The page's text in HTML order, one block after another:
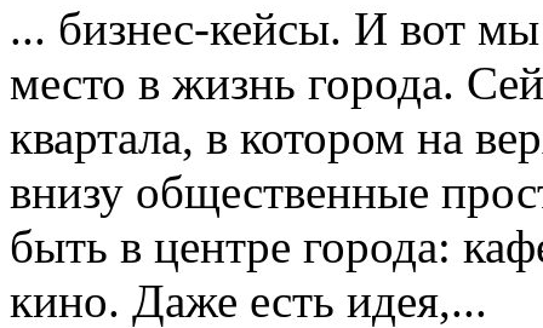
... бизнес-кейсы. И вот
место в жизнь города.
квартала, в котором на
внизу общественные
быть в центре города:
кино. Даже есть идея,...